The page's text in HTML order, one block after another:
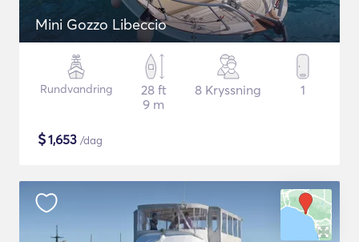
Mini Gozzo Libeccio
Rundvandring
28 ft
9 m
8 Kryssning 1
$1,653 /dag